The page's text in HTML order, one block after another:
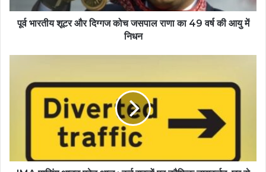
पूर्व भारतीय शूटर और दिग्गज कोच जसपाल राणा का 49 वर्ष की आयु में
निधन